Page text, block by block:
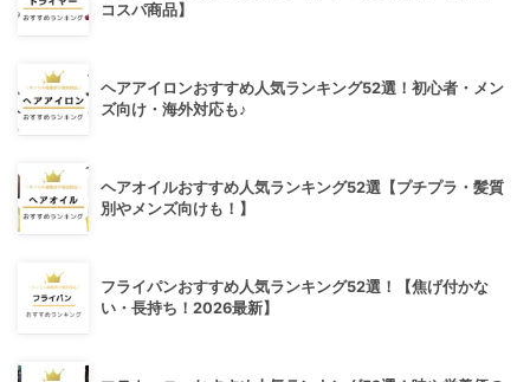
コスパ商品】
ヘアアイロンおすすめ人気ランキング52選！初心者・メン
ズ向け・海外対応も♪
ヘアオイルおすすめ人気ランキング52選【プチプラ・髪質
別やメンズ向けも！】
フライパンおすすめ人気ランキング52選！【焦げ付かな
い・長持ち！2026最新】